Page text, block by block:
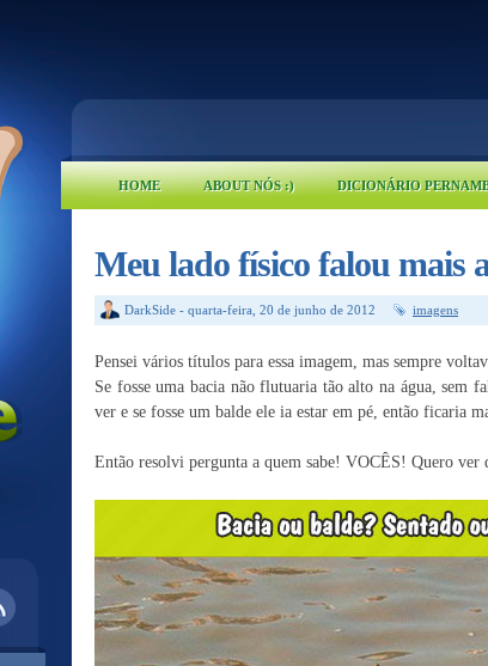
HOME ABOUT NÓS :) DICIONÁRIO
Meu lado físico falou mais
DarkSide - quarta-feira, 20 de junho de 2012 imagens
Pensei vários títulos para essa imagem, mas sempre
Se fosse uma bacia não flutuaria tão alto na água, sem
ver e se fosse um balde ele ia estar em pé, então ficaria
Então resolvi pergunta a quem sabe! VOCÊS! Quero ver